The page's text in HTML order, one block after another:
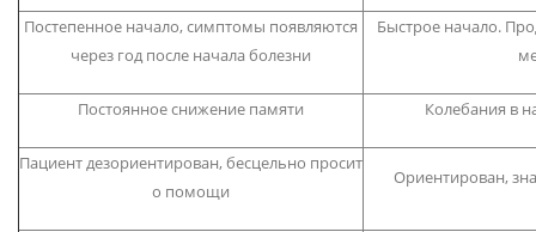
Постепенное начало, симптомы появляются
через год после начала болезни
Быстрое начало.
Постоянное снижение памяти Колебания в
Пациент дезориентирован, бесцельно просит
о помощи
Ориентирован,